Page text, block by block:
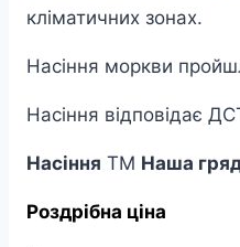
кліматичних зонах.
Насіння моркви
Насіння відповідає
Насіння ТМ Наша
Роздрібна ціна